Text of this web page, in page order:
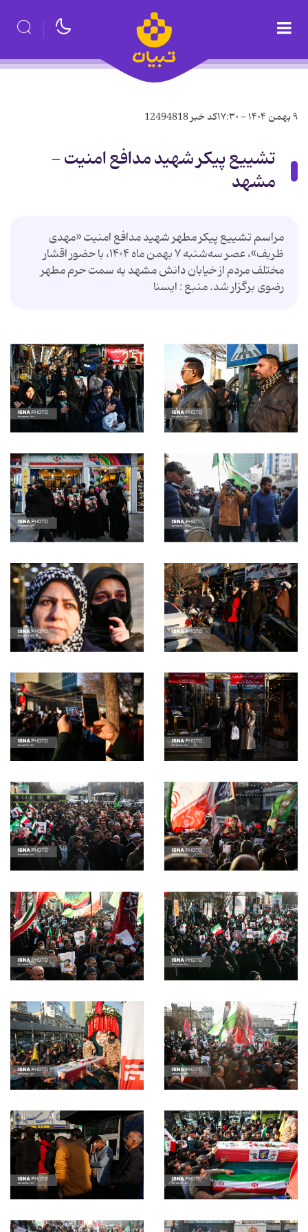
۹ بهمن ۱۴۰۴ - ۱۷:۳۰ کد خبر12494818
تشییع پیکر شهید مدافع امنیت -
مشهد
مراسم تشییع پیکر مطهر شهید مدافع امنیت «مهدی
ظریف»، عصر سه‌شنبه ۷ بهمن ماه ۱۴۰۴، با حضور اقشار
مختلف مردم از خیابان دانش مشهد به سمت حرم مطهر
رضوی برگزار شد. منبع : ایسنا